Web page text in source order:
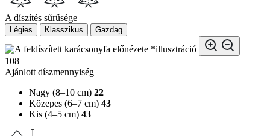
A díszítés sűrűsége
Légies Klasszikus Gazdag
*illusztráció
108
Ajánlott díszmennyiség
Nagy (8–10 cm) 22
Közepes (6–7 cm) 43
Kis (4–5 cm) 43